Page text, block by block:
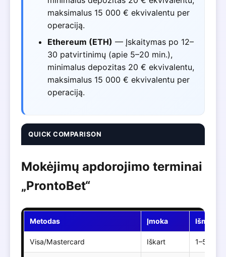
maksimalus 15 000 € ekvivalentu per
operaciją.
Ethereum (ETH) — Įskaitymas po 12–
30 patvirtinimų (apie 5–20 min.),
minimalus depozitas 20 € ekvivalentu,
maksimalus 15 000 € ekvivalentu per
operaciją.
QUICK COMPARISON
Mokėjimų apdorojimo terminai
„ProntoBet“
Metodas Įmoka
Visa/Mastercard Iškart 1–5 d.